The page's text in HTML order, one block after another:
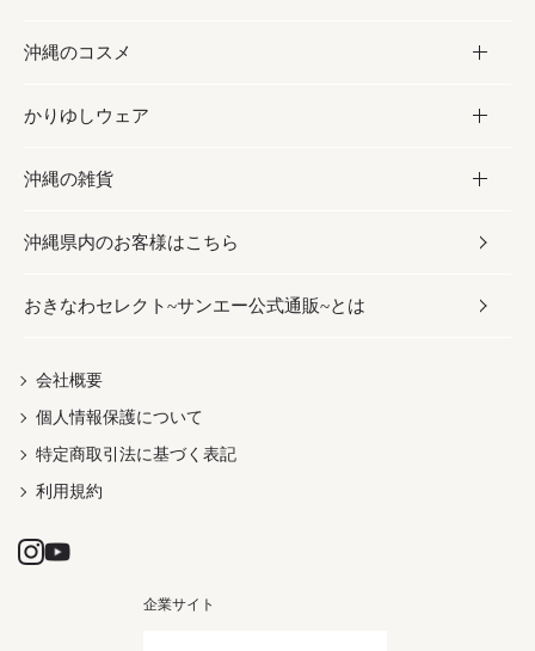
沖縄そば／乾麺
レトルト食品
乾物／粉類
塩
お酢／ドレッシング
しょうゆ
みそ
だし／スパイス／島唐辛子
黒糖
ちんすこう
伝統菓子
スナック
おつまみ
紅芋
お酒・ドリンク
泡盛
ビール・チューハイ
ワイン・ウィスキー・カクテル
ドリンク
茶葉
沖縄のコスメ
コスメ
スキンケア
ボディケア
ヘアケア
UVケア
かりゆしウェア
かりゆしウェア
メンズ
レディース
沖縄の雑貨
雑貨
沖縄ファッション
伝統工芸品
沖縄県内のお客様はこちら
おきなわセレクト~サンエー公式通販~とは
会社概要
個人情報保護について
特定商取引法に基づく表記
利用規約
企業サイト